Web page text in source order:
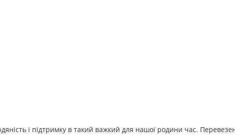
і підтримку в такий важкий для нашої родини час.